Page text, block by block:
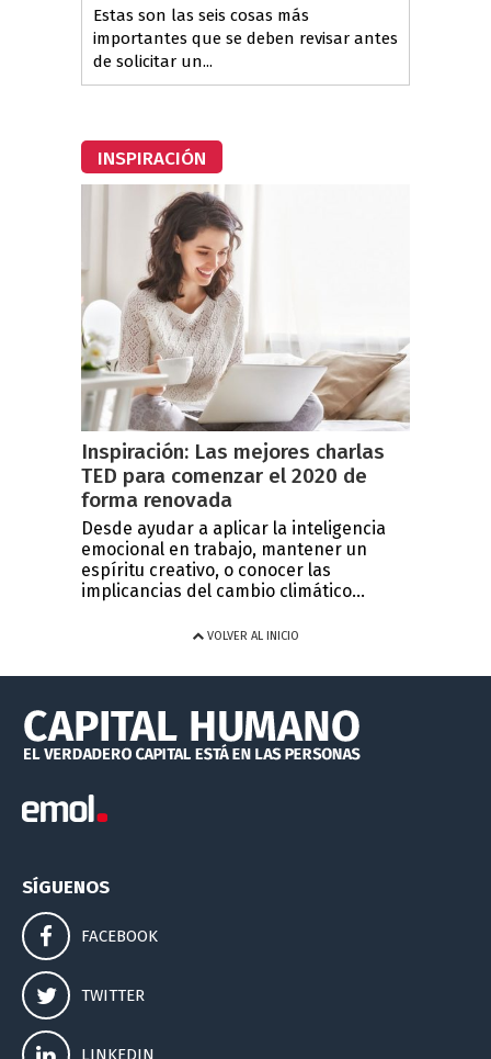
Estas son las seis cosas más
importantes que se deben revisar antes
de solicitar un...
INSPIRACIÓN
Inspiración: Las mejores charlas
TED para comenzar el 2020 de
forma renovada
Desde ayudar a aplicar la inteligencia
emocional en trabajo, mantener un
espíritu creativo, o conocer las
implicancias del cambio climático...
VOLVER AL INICIO
SÍGUENOS
FACEBOOK
TWITTER
LINKEDIN